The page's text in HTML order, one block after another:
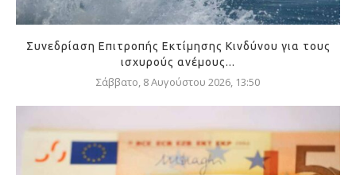
Συνεδρίαση Επιτροπής Εκτίμησης Κινδύνου για τους
ισχυρούς ανέμους...
Σάββατο, 8 Αυγούστου 2026, 13:50